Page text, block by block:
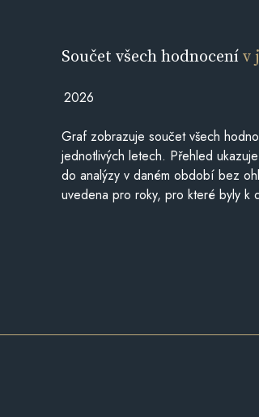
Součet všech hodnocenív
2026
Graf zobrazuje součet všech
jednotlivých letech. Přehled
do analýzy v daném období bez
uvedena pro roky, pro které byly k